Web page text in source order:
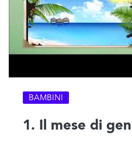
BAMBINI
1. Il mese di